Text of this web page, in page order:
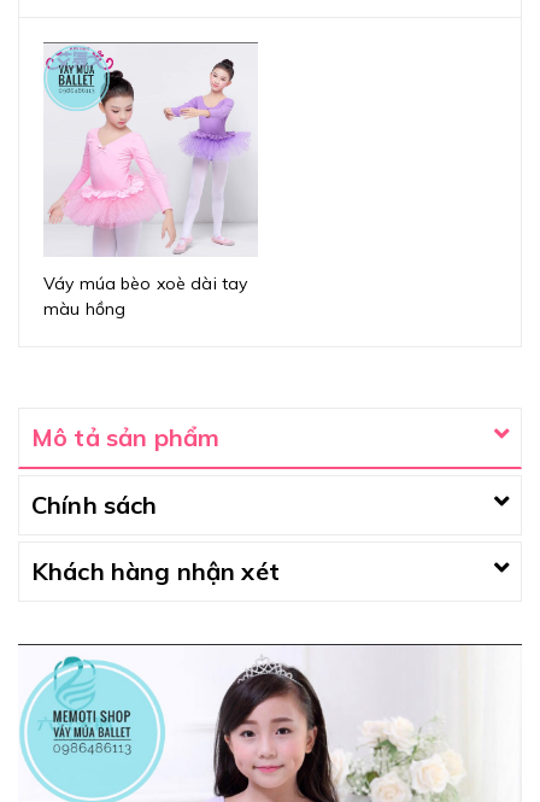
Váy múa bèo xoè dài tay
màu hồng
Mô tả sản phẩm
Chính sách
Khách hàng nhận xét